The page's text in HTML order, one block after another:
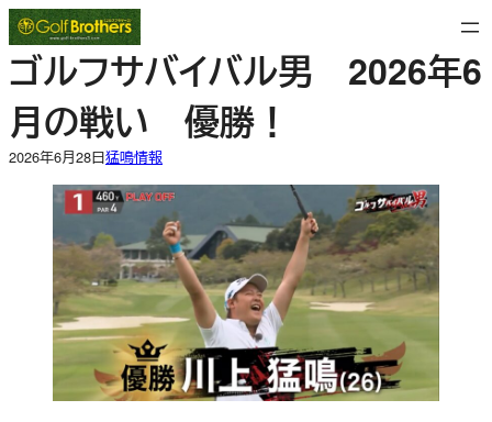
内
容
を
キ
ッ
ゴルフサバイバル男 2026年6
月の戦い 優勝！
2026年6月28日猛鳴情報